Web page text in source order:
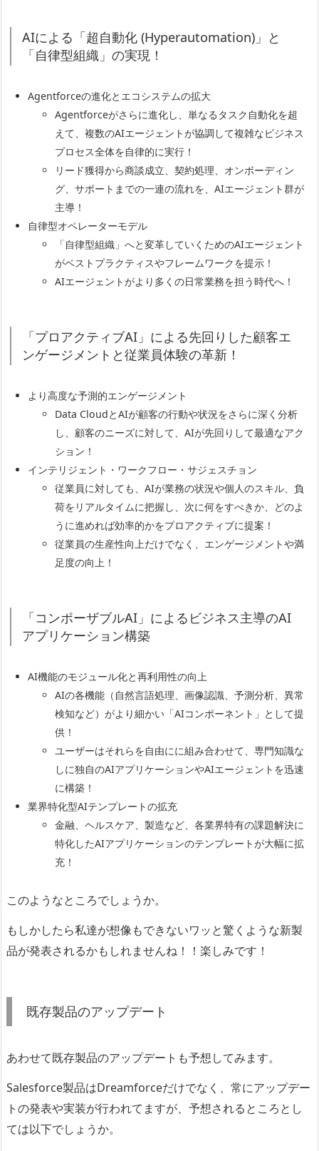
AIによる「超自動化 (Hyperautomation)」と
「自律型組織」の実現！
Agentforceの進化とエコシステムの拡大
Agentforceがさらに進化し、単なるタスク自動化を超
えて、複数のAIエージェントが協調して複雑なビジネス
プロセス全体を自律的に実行！
リード獲得から商談成立、契約処理、オンボーディン
グ、サポートまでの一連の流れを、AIエージェント群が
主導！
自律型オペレーターモデル
「自律型組織」へと変革していくためのAIエージェント
がベストプラクティスやフレームワークを提示！
AIエージェントがより多くの日常業務を担う時代へ！
「プロアクティブAI」による先回りした顧客エ
ンゲージメントと従業員体験の革新！
より高度な予測的エンゲージメント
Data CloudとAIが顧客の行動や状況をさらに深く分析
し、顧客のニーズに対して、AIが先回りして最適なアク
ション！
インテリジェント・ワークフロー・サジェスチョン
従業員に対しても、AIが業務の状況や個人のスキル、負
荷をリアルタイムに把握し、次に何をすべきか、どのよ
うに進めれば効率的かをプロアクティブに提案！
従業員の生産性向上だけでなく、エンゲージメントや満
足度の向上！
「コンポーザブルAI」によるビジネス主導のAI
アプリケーション構築
AI機能のモジュール化と再利用性の向上
AIの各機能（自然言語処理、画像認識、予測分析、異常
検知など）がより細かい「AIコンポーネント」として提
供！
ユーザーはそれらを自由にに組み合わせて、専門知識な
しに独自のAIアプリケーションやAIエージェントを迅速
に構築！
業界特化型AIテンプレートの拡充
金融、ヘルスケア、製造など、各業界特有の課題解決に
特化したAIアプリケーションのテンプレートが大幅に拡
充！
このようなところでしょうか。
もしかしたら私達が想像もできないワッと驚くような新製
品が発表されるかもしれませんね！！楽しみです！
既存製品のアップデート
あわせて既存製品のアップデートも予想してみます。
Salesforce製品はDreamforceだけでなく、常にアップデー
トの発表や実装が行われてますが、予想されるところとし
ては以下でしょうか。